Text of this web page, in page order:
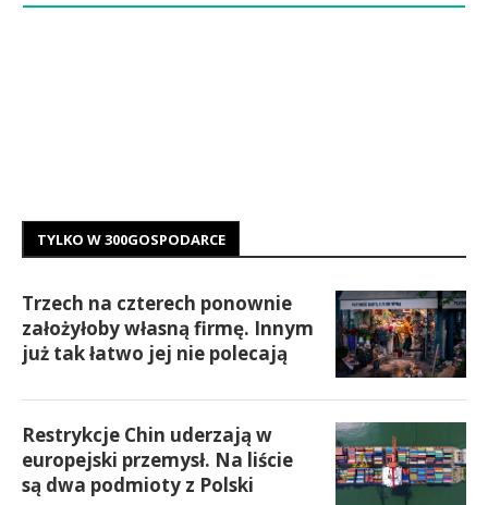
TYLKO W 300GOSPODARCE
Trzech na czterech ponownie
założyłoby własną firmę. Innym
już tak łatwo jej nie polecają
Restrykcje Chin uderzają w
europejski przemysł. Na liście
są dwa podmioty z Polski